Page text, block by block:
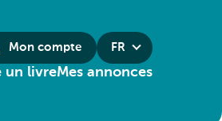
Mon compte FR
un livreMes annonces